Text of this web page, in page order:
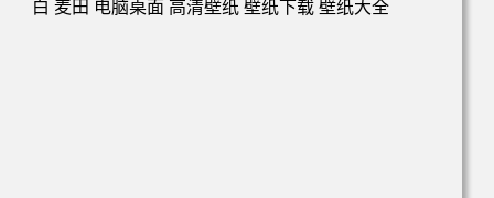
纸 壁纸下载 壁纸大全